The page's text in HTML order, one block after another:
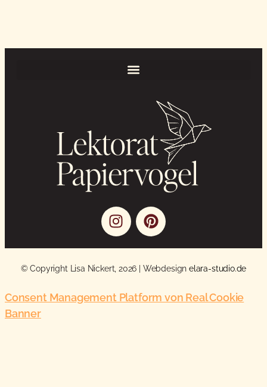
© Copyright Lisa Nickert, 2026 | Webdesign elara-studio.de
Consent Management Platform von Real Cookie
Banner